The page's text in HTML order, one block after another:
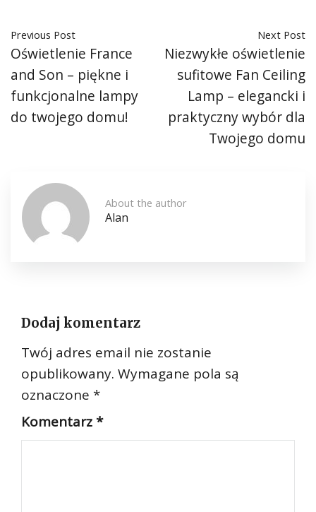
Previous Post
Oświetlenie France
and Son – piękne i
funkcjonalne lampy
do twojego domu!
Next Post
Niezwykłe oświetlenie
sufitowe Fan Ceiling
Lamp – elegancki i
praktyczny wybór dla
Twojego domu
About the author
Alan
Dodaj komentarz
Twój adres email nie zostanie
opublikowany. Wymagane pola są
oznaczone *
Komentarz*